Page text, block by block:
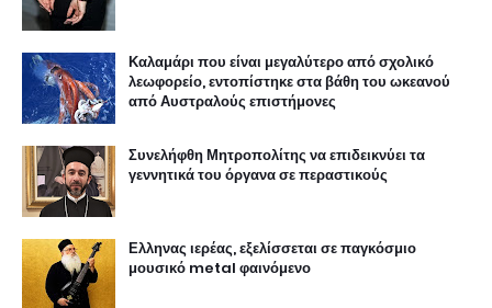
Καλαμάρι που είναι μεγαλύτερο από σχολικό
λεωφορείο, εντοπίστηκε στα βάθη του ωκεανού
από Αυστραλούς επιστήμονες
Συνελήφθη Μητροπολίτης να επιδεικνύει τα
γεννητικά του όργανα σε περαστικούς
Ελληνας ιερέας, εξελίσσεται σε παγκόσμιο
μουσικό metal φαινόμενο